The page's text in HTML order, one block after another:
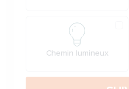
Chemin lumineux